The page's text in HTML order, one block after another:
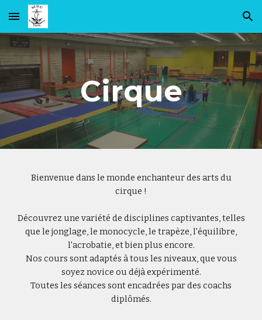
Skip to main content Skip to navigation
Cirque
Bienvenue dans le monde enchanteur des arts du
cirque !
Découvrez une variété de disciplines captivantes, telles
que le jonglage, le monocycle, le trapèze, l'équilibre,
l'acrobatie, et bien plus encore.
Nos cours sont adaptés à tous les niveaux, que vous
soyez novice ou déjà expérimenté.
Toutes les séances sont encadrées par des coachs
diplômés.